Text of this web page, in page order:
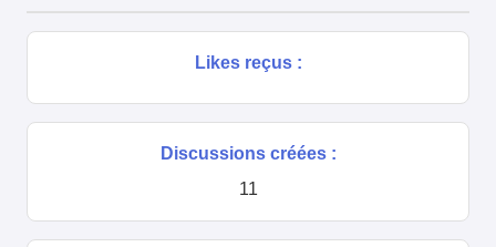
Likes reçus :
Discussions créées :
11